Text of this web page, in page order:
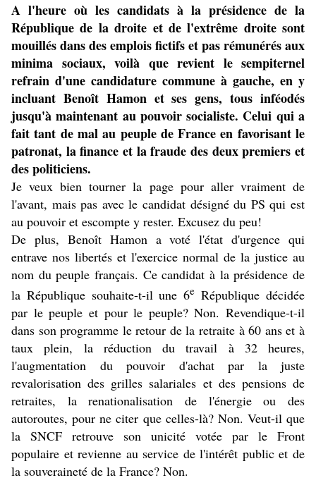
A l'heure où les candidats à la présidence de la
République de la droite et de l'extrême droite sont
mouillés dans des emplois fictifs et pas rémunérés aux
minima sociaux, voilà que revient le sempiternel
refrain d'une candidature commune à gauche, en y
incluant Benoît Hamon et ses gens, tous inféodés
jusqu'à maintenant au pouvoir socialiste. Celui qui a
fait tant de mal au peuple de France en favorisant le
patronat, la finance et la fraude des deux premiers et
des politiciens.
Je veux bien tourner la page pour aller vraiment de
l'avant, mais pas avec le candidat désigné du PS qui est
au pouvoir et escompte y rester. Excusez du peu!
De plus, Benoît Hamon a voté l'état d'urgence qui
entrave nos libertés et l'exercice normal de la justice au
nom du peuple français. Ce candidat à la présidence de
la République souhaite-t-il une 6e République décidée
par le peuple et pour le peuple? Non. Revendique-t-il
dans son programme le retour de la retraite à 60 ans et à
taux plein, la réduction du travail à 32 heures,
l'augmentation du pouvoir d'achat par la juste
revalorisation des grilles salariales et des pensions de
retraites, la renationalisation de l'énergie ou des
autoroutes, pour ne citer que celles-là? Non. Veut-il que
la SNCF retrouve son unicité votée par le Front
populaire et revienne au service de l'intérêt public et de
la souveraineté de la France? Non.